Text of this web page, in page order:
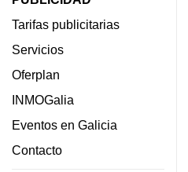
Tarifas publicitarias
Servicios
Oferplan
INMOGalia
Eventos en Galicia
Contacto